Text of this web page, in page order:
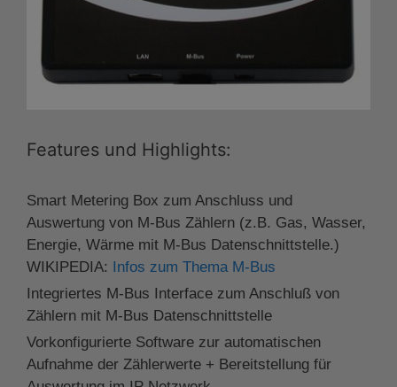
Features und Highlights:
Smart Metering Box zum Anschluss und
Auswertung von M-Bus Zählern (z.B. Gas, Wasser,
Energie, Wärme mit M-Bus Datenschnittstelle.)
WIKIPEDIA: Infos zum Thema M-Bus
Integriertes M-Bus Interface zum Anschluß von
Zählern mit M-Bus Datenschnittstelle
Vorkonfigurierte Software zur automatischen
Aufnahme der Zählerwerte + Bereitstellung für